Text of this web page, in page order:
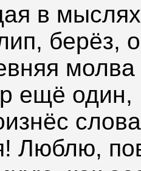
в
берёз,
молва
ещё один,
Люблю,